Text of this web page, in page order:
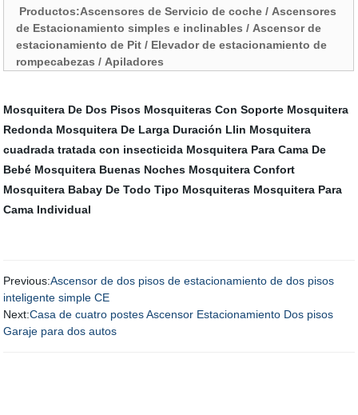
Productos:Ascensores de Servicio de coche / Ascensores
de Estacionamiento simples e inclinables / Ascensor de
estacionamiento de Pit / Elevador de estacionamiento de
rompecabezas / Apiladores
Mosquitera De Dos Pisos Mosquiteras Con Soporte Mosquitera
Redonda Mosquitera De Larga Duración Llin Mosquitera
cuadrada tratada con insecticida Mosquitera Para Cama De
Bebé Mosquitera Buenas Noches Mosquitera Confort
Mosquitera Babay De Todo Tipo Mosquiteras Mosquitera Para
Cama Individual
Previous:Ascensor de dos pisos de estacionamiento de dos pisos
inteligente simple CE
Next:Casa de cuatro postes Ascensor Estacionamiento Dos pisos
Garaje para dos autos